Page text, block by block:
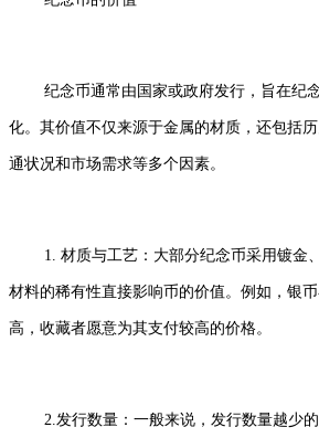
纪念币通常由国家或政府发行，旨在纪
化。其价值不仅来源于金属的材质，还包括
通状况和市场需求等多个因素。
1. 材质与工艺：大部分纪念币采用镀金
材料的稀有性直接影响币的价值。例如，银
高，收藏者愿意为其支付较高的价格。
2.发行数量：一般来说，发行数量越少